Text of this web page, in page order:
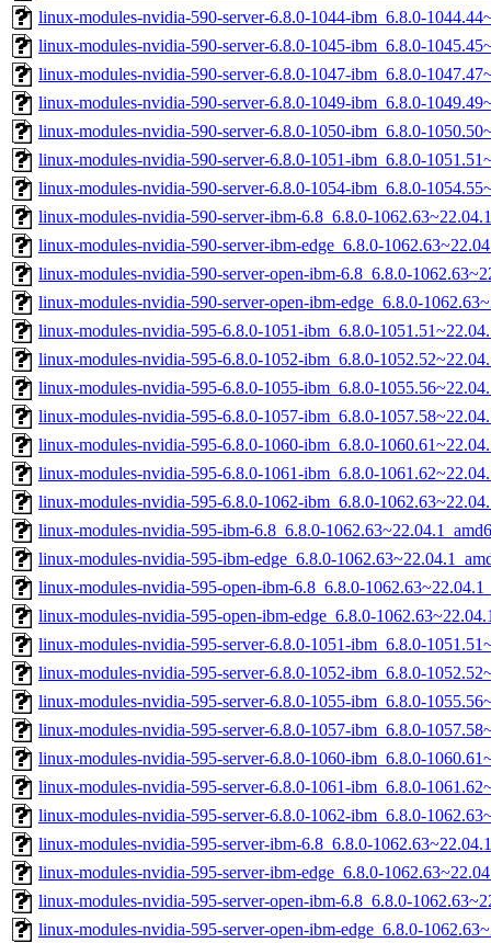
linux-modules-nvidia-590-server-6.8.0-1044-ibm_6.8.0-
linux-modules-nvidia-590-server-6.8.0-1045-ibm_6.8.0-
linux-modules-nvidia-590-server-6.8.0-1047-ibm_6.8.0-
linux-modules-nvidia-590-server-6.8.0-1049-ibm_6.8.0-
linux-modules-nvidia-590-server-6.8.0-1050-ibm_6.8.0-
linux-modules-nvidia-590-server-6.8.0-1051-ibm_6.8.0-
linux-modules-nvidia-590-server-6.8.0-1054-ibm_6.8.0-
linux-modules-nvidia-590-server-ibm-6.8_6.8.0-
linux-modules-nvidia-590-server-ibm-edge_6.8.0-
linux-modules-nvidia-590-server-open-ibm-6.8_6.8.0-
linux-modules-nvidia-590-server-open-ibm-edge_6.8.0-
linux-modules-nvidia-595-6.8.0-1051-ibm_6.8.0-
linux-modules-nvidia-595-6.8.0-1052-ibm_6.8.0-
linux-modules-nvidia-595-6.8.0-1055-ibm_6.8.0-
linux-modules-nvidia-595-6.8.0-1057-ibm_6.8.0-
linux-modules-nvidia-595-6.8.0-1060-ibm_6.8.0-
linux-modules-nvidia-595-6.8.0-1061-ibm_6.8.0-
linux-modules-nvidia-595-6.8.0-1062-ibm_6.8.0-
linux-modules-nvidia-595-ibm-6.8_6.8.0-
linux-modules-nvidia-595-ibm-edge_6.8.0-
linux-modules-nvidia-595-open-ibm-6.8_6.8.0-
linux-modules-nvidia-595-open-ibm-edge_6.8.0-
linux-modules-nvidia-595-server-6.8.0-1051-ibm_6.8.0-
linux-modules-nvidia-595-server-6.8.0-1052-ibm_6.8.0-
linux-modules-nvidia-595-server-6.8.0-1055-ibm_6.8.0-
linux-modules-nvidia-595-server-6.8.0-1057-ibm_6.8.0-
linux-modules-nvidia-595-server-6.8.0-1060-ibm_6.8.0-
linux-modules-nvidia-595-server-6.8.0-1061-ibm_6.8.0-
linux-modules-nvidia-595-server-6.8.0-1062-ibm_6.8.0-
linux-modules-nvidia-595-server-ibm-6.8_6.8.0-
linux-modules-nvidia-595-server-ibm-edge_6.8.0-
linux-modules-nvidia-595-server-open-ibm-6.8_6.8.0-
linux-modules-nvidia-595-server-open-ibm-edge_6.8.0-